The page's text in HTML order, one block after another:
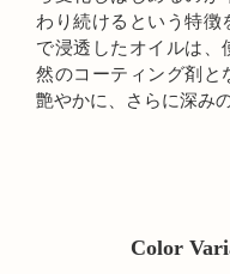
わり続けるという特徴
で浸透したオイルは、
然のコーティング剤と
艶やかに、さらに深み
Color